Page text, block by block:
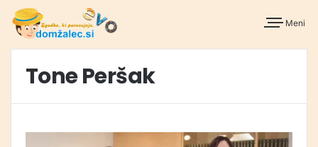
Meni
Tone Peršak